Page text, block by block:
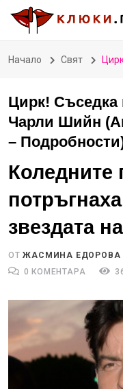
Начало Свят Цирк!
Цирк! Съседка
Чарли Шийн
–
Коледните
звездата
ОТЖАСМИНА ЕДОРОВА
0 КОМЕНТАРА